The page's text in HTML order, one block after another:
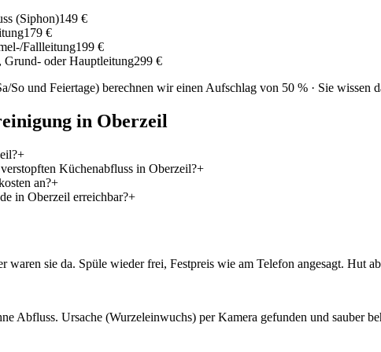
(Siphon)149 €
179 €
Fallleitung199 €
Grund- oder Hauptleitung299 €
und Feiertage) berechnen wir einen Aufschlag von 50 % · Sie wissen
in Oberzeil
+
Küchenabfluss in Oberzeil?+
an?+
in Oberzeil erreichbar?+
waren sie da. Spüle wieder frei, Festpreis wie am Telefon angesagt. Hut
Abfluss. Ursache (Wurzeleinwuchs) per Kamera gefunden und sauber